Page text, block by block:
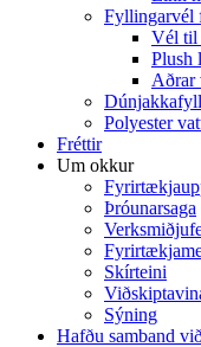
Fyllingarvél
Vél til
Plush
Aðrar
Polyester
Fréttir
Um okkur
Þróunarsaga
Skírteini
Sýning
Hafðu samband